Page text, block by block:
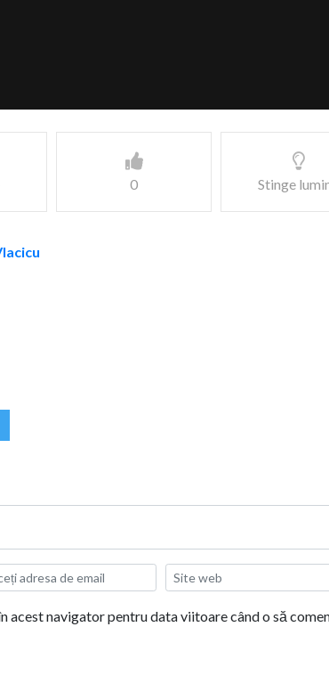
0 Stinge
acest navigator pentru data viitoare când o să